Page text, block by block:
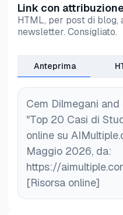
Link con
HTML, per post di
newsletter. Consigliato.
Anteprima
Cem Dilmegani and
"Top 20 Casi di
online su
Maggio 2026, da:
https://
[Risorsa online]